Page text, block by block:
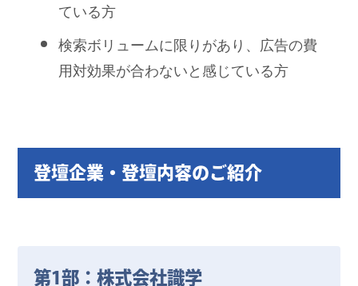
ている方
検索ボリュームに限りがあり、広告の費
用対効果が合わないと感じている方
登壇企業・登壇内容のご紹介
第1部：株式会社識学